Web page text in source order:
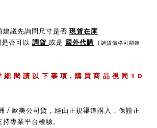
議先詢問尺寸是否 現貨在庫
是否可以 調貨 或是 國外代購 （ 調貨價格可能較
細 閱 讀 以 下 事 項 , 購 買 商 品 視 同 1 0
/ 歐美公司貨，經由正規渠道購入，保證正
專業平台檢驗。